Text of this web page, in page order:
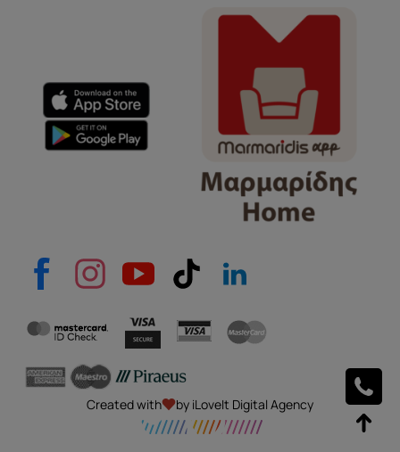
e-mail
Το μήνυμά σας
Created with by iLoveIt Digital Agency